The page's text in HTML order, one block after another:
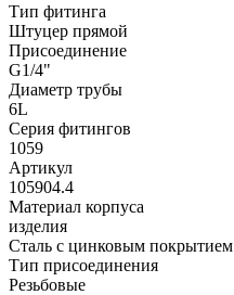
Тип фитинга
Штуцер прямой
Присоединение
G1/4"
Диаметр трубы
6L
Серия фитингов
1059
Артикул
105904.4
Материал корпуса
изделия
Сталь с цинковым покрытием
Тип присоединения
Резьбовые